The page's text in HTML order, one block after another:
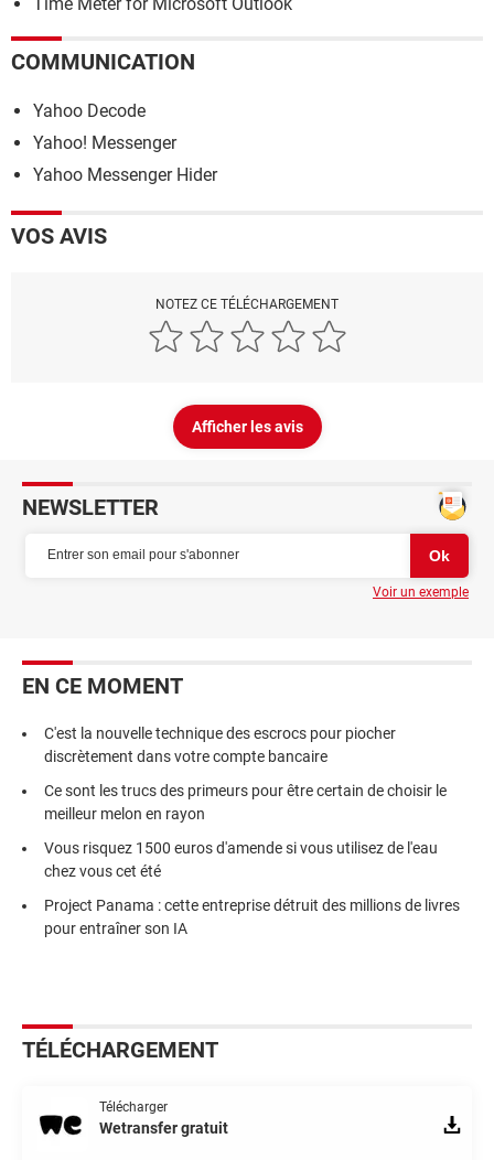
COMMUNICATION
Yahoo Decode
Yahoo! Messenger
Yahoo Messenger Hider
VOS AVIS
NOTEZ CE TÉLÉCHARGEMENT
Afficher les avis
NEWSLETTER
Voir un exemple
EN CE MOMENT
C'est la nouvelle technique des escrocs pour piocher
discrètement dans votre compte bancaire
Ce sont les trucs des primeurs pour être certain de choisir le
meilleur melon en rayon
Vous risquez 1500 euros d'amende si vous utilisez de l'eau
chez vous cet été
Project Panama : cette entreprise détruit des millions de livres
pour entraîner son IA
TÉLÉCHARGEMENT
Télécharger
Wetransfer gratuit